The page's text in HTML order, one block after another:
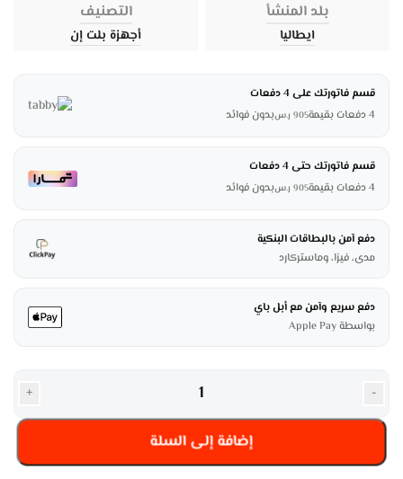
بلد المنشأ
ايطاليا
التصنيف
أجهزة بلت إن
قسم فاتورتك على 4 دفعات
4 دفعات بقيمة
905 ر.سبدون فوائد
قسم فاتورتك حتى 4 دفعات
4 دفعات بقيمة
905 ر.سبدون فوائد
دفع آمن بالبطاقات البنكية
مدى، فيزا، وماستركارد
دفع سريع وآمن مع أبل باي
بواسطة Apple Pay
-
+
إضافة إلى السلة